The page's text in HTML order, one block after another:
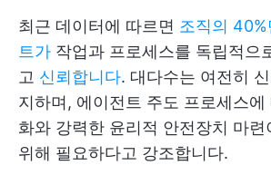
최근 데이터에 따르면 조직의
트가 작업과 프로세스를 독립적으
고 신뢰합니다. 대다수는 여전히
지하며, 에이전트 주도 프로세스
화와 강력한 윤리적 안전장치 마련
위해 필요하다고 강조합니다.